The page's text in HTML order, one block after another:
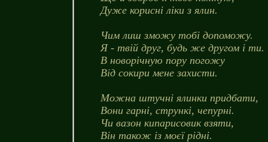
Дуже корисні ліки з ялин.
Чим лиш зможу тобі допоможу.
Я - твій друг, будь же другом і ти.
В новорічную пору погожу
Від сокири мене захисти.
Можна штучні ялинки придбати,
Вони гарні, стрункі, чепурні.
Чи вазон кипарисовик взяти,
Він також із моєї рідні.